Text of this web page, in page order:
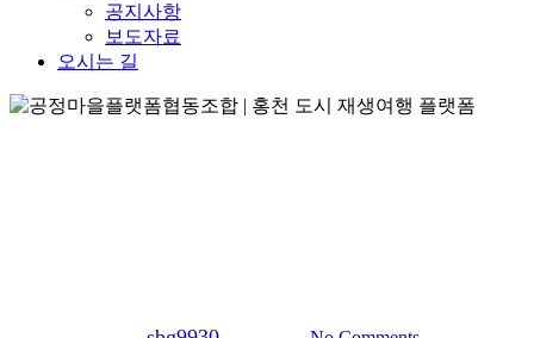
공지사항
보도자료
오시는 길